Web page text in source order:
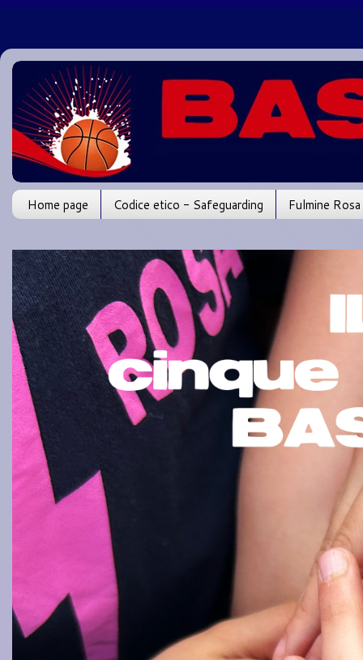
Home page Codice etico - Safeguarding Fulmine Rosa